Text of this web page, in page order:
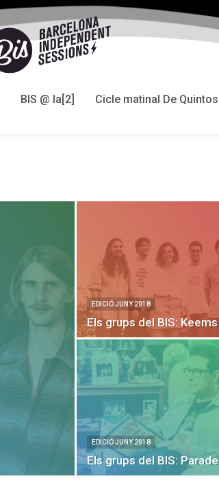
BIS @ la[2] Cicle matinal De Quintos
EDICIÓ JUNY 2018
Els grups del BIS: Keems
EDICIÓ JUNY 2018
Els grups del BIS: Parade